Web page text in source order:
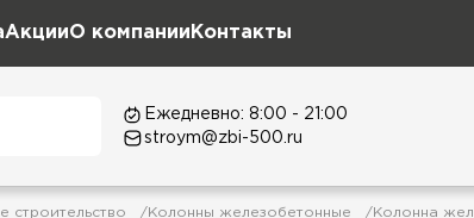
АкцииО компании Контакты
Ежедневно: 8:00 - 21:00
stroym@zbi-500.ru
строительство Колонны железобетонные Колонна